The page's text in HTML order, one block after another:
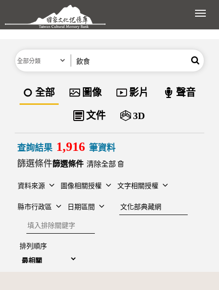
跳到主要內容區塊
展
分類 搜尋
資料類型
全部 圖像 影片 聲音
文件 3D
查詢結果 1,916 筆資料
篩選條件
清除全部
資料來源 圖像相關授權 文字相關授權
縣市行政區 日期區間
建檔單位
排除關鍵字
排列順序